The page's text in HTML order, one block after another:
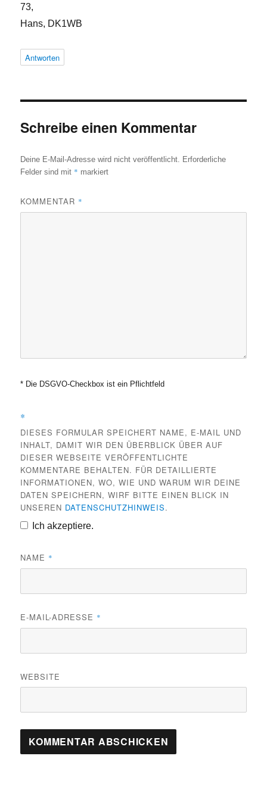
73,
Hans, DK1WB
Antworten
Schreibe einen Kommentar
Deine E-Mail-Adresse wird nicht veröffentlicht.
Erforderliche
Felder sind mit * markiert
KOMMENTAR *
* Die DSGVO-Checkbox ist ein Pflichtfeld
*
DIESES FORMULAR SPEICHERT NAME, E-MAIL UND
INHALT, DAMIT WIR DEN ÜBERBLICK ÜBER AUF
DIESER WEBSEITE VERÖFFENTLICHTE
KOMMENTARE BEHALTEN. FÜR DETAILLIERTE
INFORMATIONEN, WO, WIE UND WARUM WIR DEINE
DATEN SPEICHERN, WIRF BITTE EINEN BLICK IN
UNSEREN DATENSCHUTZHINWEIS.
Ich akzeptiere.
NAME *
E-MAIL-ADRESSE *
WEBSITE